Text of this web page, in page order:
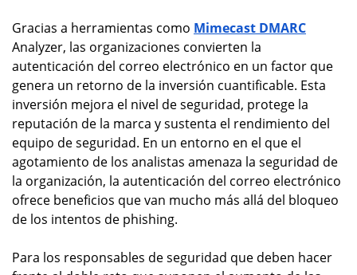
Gracias a herramientas como Mimecast DMARC
Analyzer, las organizaciones convierten la
autenticación del correo electrónico en un factor que
genera un retorno de la inversión cuantificable. Esta
inversión mejora el nivel de seguridad, protege la
reputación de la marca y sustenta el rendimiento del
equipo de seguridad. En un entorno en el que el
agotamiento de los analistas amenaza la seguridad de
la organización, la autenticación del correo electrónico
ofrece beneficios que van mucho más allá del bloqueo
de los intentos de phishing.
Para los responsables de seguridad que deben hacer